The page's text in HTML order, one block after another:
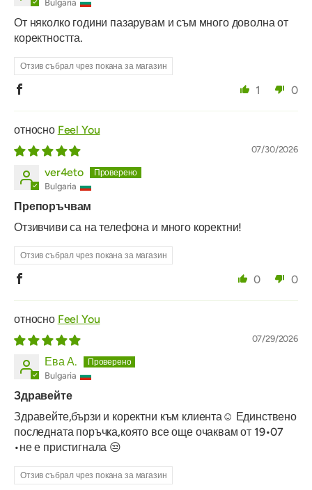
Bulgaria
От няколко години пазарувам и съм много доволна от
коректността.
Отзив събрал чрез покана за магазин
1 0
Feel You
07/30/2026
ver4eto
Bulgaria
Препоръчвам
Отзивчиви са на телефона и много коректни!
Отзив събрал чрез покана за магазин
0 0
Feel You
07/29/2026
Ева А.
Bulgaria
Здравейте
Здравейте,бързи и коректни към клиента☺️ Единствено
последната поръчка,която все още очаквам от 19•07
•не е пристигнала 😒
Отзив събрал чрез покана за магазин